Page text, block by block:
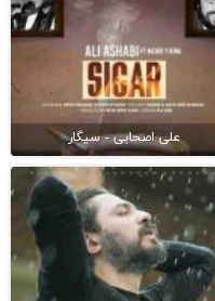
علی اصحابی - سیگار